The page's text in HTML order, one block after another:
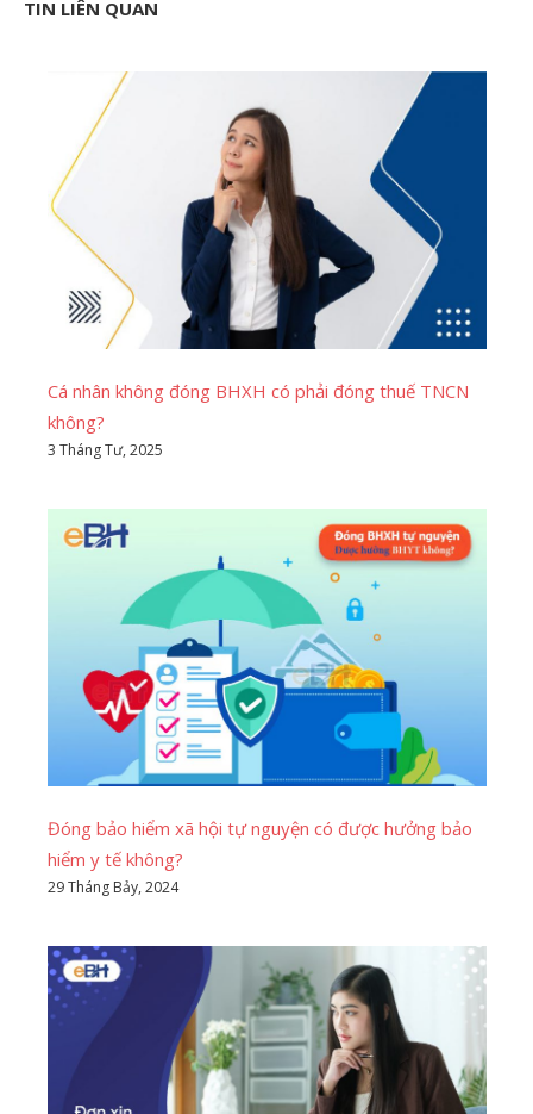
TIN LIÊN QUAN
Cá nhân không đóng BHXH có phải đóng thuế TNCN
không?
3 Tháng Tư, 2025
Đóng bảo hiểm xã hội tự nguyện có được hưởng bảo
hiểm y tế không?
29 Tháng Bảy, 2024